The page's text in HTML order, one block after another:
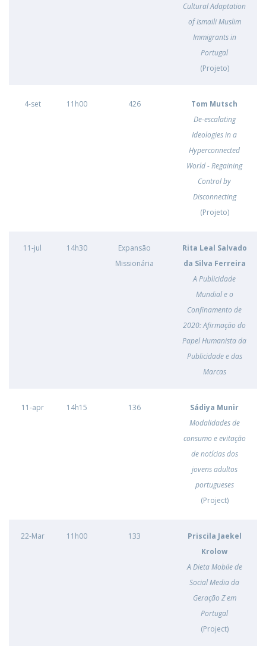
Cultural Adaptation
of Ismaili Muslim
Immigrants in
Portugal
(Projeto)
​4-set 11h00 426
Tom Mutsch
De-escalating
Ideologies in a
Hyperconnected
World - Regaining
Control by
Disconnecting
(Projeto)
11-jul 14h30
Expansão
Missionária
Rita Leal Salvado
da Silva Ferreira
A Publicidade
Mundial e o
Confinamento de
2020: Afirmação do
Papel Humanista da
Publicidade e das
Marcas
11-apr 14h15 136
Sádiya Munir
Modalidades de
consumo e evitação
de notícias dos
jovens adultos
portugueses
(Project)
22-Mar 11h00 133
Priscila Jaekel
Krolow
A Dieta Mobile de
Social Media da
Geração Z em
Portugal
(Project)